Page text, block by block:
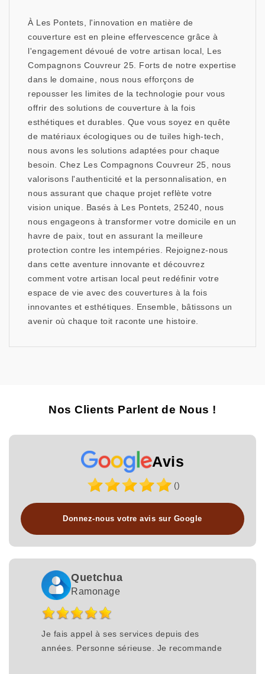
À Les Pontets, l'innovation en matière de
couverture est en pleine effervescence grâce à
l'engagement dévoué de votre artisan local, Les
Compagnons Couvreur 25. Forts de notre expertise
dans le domaine, nous nous efforçons de
repousser les limites de la technologie pour vous
offrir des solutions de couverture à la fois
esthétiques et durables. Que vous soyez en quête
de matériaux écologiques ou de tuiles high-tech,
nous avons les solutions adaptées pour chaque
besoin. Chez Les Compagnons Couvreur 25, nous
valorisons l'authenticité et la personnalisation, en
nous assurant que chaque projet reflète votre
vision unique. Basés à Les Pontets, 25240, nous
nous engageons à transformer votre domicile en un
havre de paix, tout en assurant la meilleure
protection contre les intempéries. Rejoignez-nous
dans cette aventure innovante et découvrez
comment votre artisan local peut redéfinir votre
espace de vie avec des couvertures à la fois
innovantes et esthétiques. Ensemble, bâtissons un
avenir où chaque toit raconte une histoire.
Nos Clients Parlent de Nous !
Avis
()
Donnez-nous votre avis sur Google
Quetchua
Ramonage
Je fais appel à ses services depuis des
années. Personne sérieuse. Je recommande